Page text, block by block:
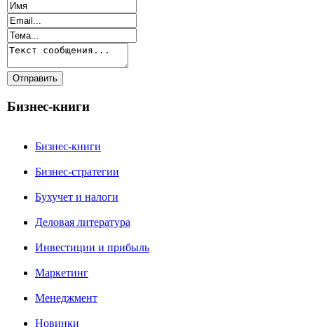
Бизнес-книги
Бизнес-книги
Бизнес-стратегии
Бухучет и налоги
Деловая литература
Инвестиции и прибыль
Маркетинг
Менеджмент
Новинки